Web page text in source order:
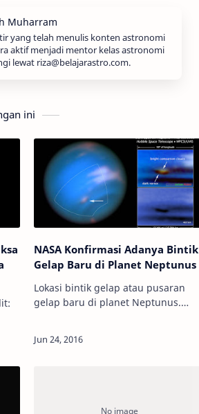
yang telah menulis konten astronomi
aktif menjadi mentor kelas astronomi
lewat riza@belajarastro.com.
ini
NASA Konfirmasi Adanya Bintik
Gelap Baru di Planet Neptunus
Lokasi bintik gelap atau pusaran
gelap baru di planet Neptunus.
ada bintik merah raksasa, di planet